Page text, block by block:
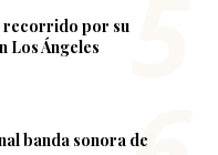
recorrido por su
Los Ángeles
banda sonora de